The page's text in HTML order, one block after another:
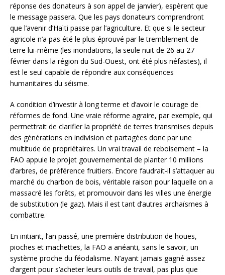
réponse des donateurs à son appel de janvier), espèrent que
le message passera. Que les pays donateurs comprendront
que l’avenir d’Haïti passe par l’agriculture. Et que si le secteur
agricole n’a pas été le plus éprouvé par le tremblement de
terre lui-même (les inondations, la seule nuit de 26 au 27
février dans la région du Sud-Ouest, ont été plus néfastes), il
est le seul capable de répondre aux conséquences
humanitaires du séisme.
A condition d’investir à long terme et d’avoir le courage de
réformes de fond. Une vraie réforme agraire, par exemple, qui
permettrait de clarifier la propriété de terres transmises depuis
des générations en indivision et partagées donc par une
multitude de propriétaires. Un vrai travail de reboisement – la
FAO appuie le projet gouvernemental de planter 10 millions
d’arbres, de préférence fruitiers. Encore faudrait-il s’attaquer au
marché du charbon de bois, véritable raison pour laquelle on a
massacré les forêts, et promouvoir dans les villes une énergie
de substitution (le gaz). Mais il est tant d’autres archaïsmes à
combattre.
En initiant, l’an passé, une première distribution de houes,
pioches et machettes, la FAO a anéanti, sans le savoir, un
système proche du féodalisme. N’ayant jamais gagné assez
d’argent pour s’acheter leurs outils de travail, pas plus que